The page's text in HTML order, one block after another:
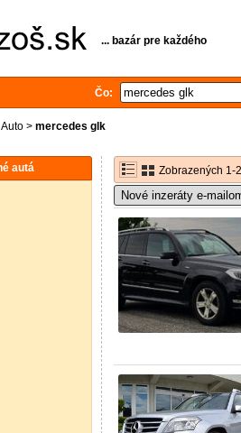
... bazár pre každého
Čo:
Auto > mercedes glk
autá
Zobrazených 1-
Nové inzeráty e-